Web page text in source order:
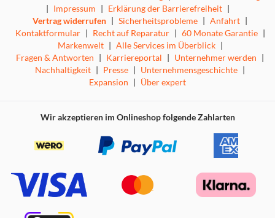
| Impressum | Erklärung der Barrierefreiheit |
Vertrag widerrufen | Sicherheitsprobleme | Anfahrt |
Kontaktformular | Recht auf Reparatur | 60 Monate Garantie |
Markenwelt | Alle Services im Überblick |
Fragen & Antworten | Karriereportal | Unternehmer werden |
Nachhaltigkeit | Presse | Unternehmensgeschichte |
Expansion | Über expert
Wir akzeptieren im Onlineshop folgende Zahlarten